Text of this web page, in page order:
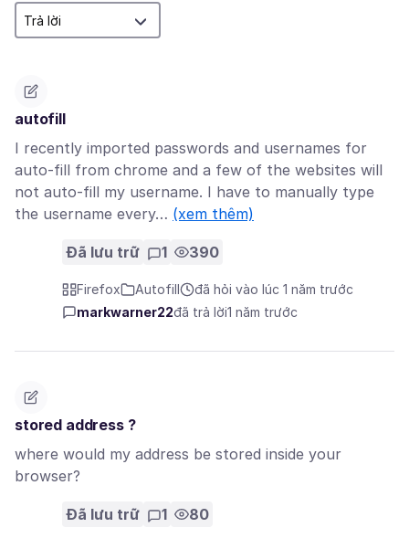
autofill
I recently imported passwords and usernames for
auto-fill from chrome and a few of the websites will
not auto-fill my username. I have to manually type
the username every… (xem thêm)
Đã lưu trữ 1 390
Firefox Autofill
đã hỏi vào lúc 1 năm trước
markwarner22đã trả lời1 năm trước
stored address ?
where would my address be stored inside your
browser?
Đã lưu trữ 1 80